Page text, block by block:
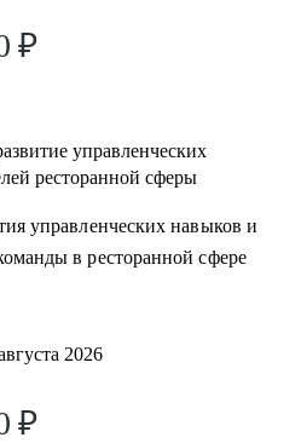
₽
управленческих
ресторанной сферы
управленческих навыков и
в ресторанной сфере
2026
₽